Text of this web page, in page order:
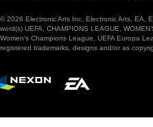
© 2026 Electronic Arts Inc. Electronic Arts, EA,
word(s) UEFA, CHAMPIONS LEAGUE,
Women’s Champions League, UEFA Europa
registered trademarks, designs and/or as